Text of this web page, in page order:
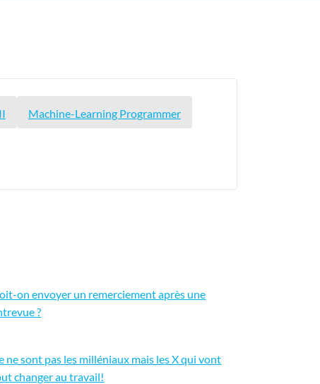
Machine-Learning Programmer
on envoyer un remerciement après une
?
ne sont pas les milléniaux mais les X qui vont
changer au travail!